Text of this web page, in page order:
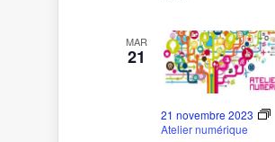
MAR
21
21 novembre 2023
Atelier numérique